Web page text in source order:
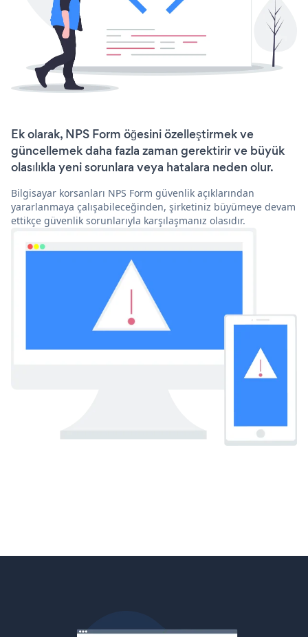
Ek olarak, NPS Form öğesini özelleştirmek ve
güncellemek daha fazla zaman gerektirir ve büyük
olasılıkla yeni sorunlara veya hatalara neden olur.
Bilgisayar korsanları NPS Form güvenlik açıklarından
yararlanmaya çalışabileceğinden, şirketiniz büyümeye devam
ettikçe güvenlik sorunlarıyla karşılaşmanız olasıdır.